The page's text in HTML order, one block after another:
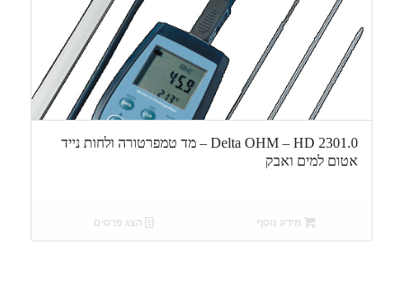
Delta OHM – HD 2301.0 – מד טמפרטורה ולחות נייד
אטום למים ואבק
מידע נוסף הצג פרטים